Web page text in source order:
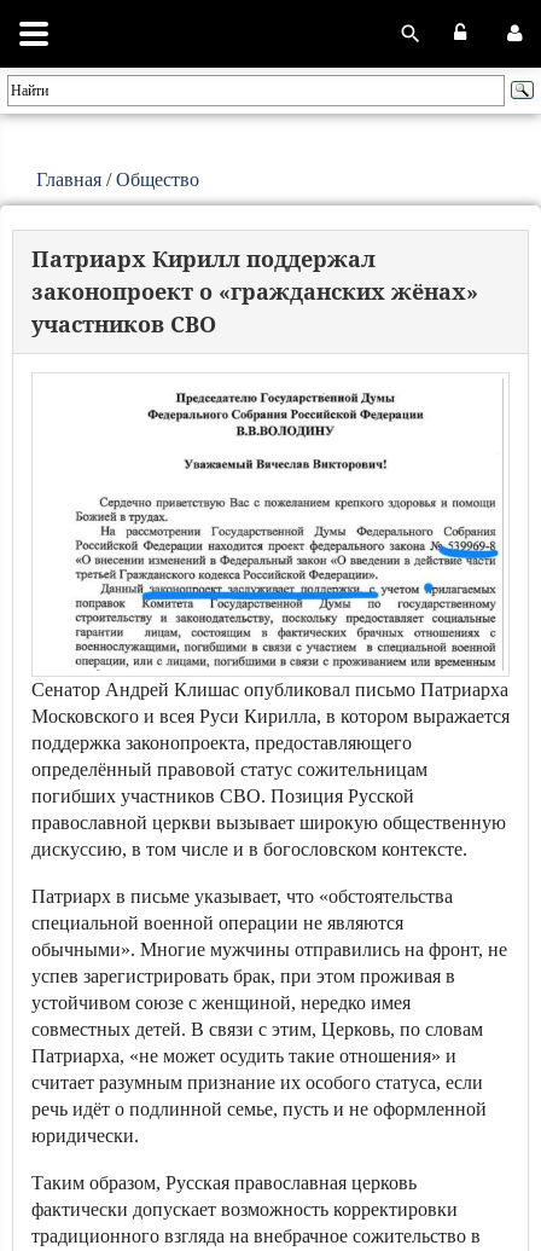
Главная /Общество
Патриарх Кирилл поддержал
законопроект о «гражданских жёнах»
участников СВО
Сенатор Андрей Клишас опубликовал письмо Патриарха
Московского и всея Руси Кирилла, в котором выражается
поддержка законопроекта, предоставляющего
определённый правовой статус сожительницам
погибших участников СВО. Позиция Русской
православной церкви вызывает широкую общественную
дискуссию, в том числе и в богословском контексте.
Патриарх в письме указывает, что «обстоятельства
специальной военной операции не являются
обычными». Многие мужчины отправились на фронт, не
успев зарегистрировать брак, при этом проживая в
устойчивом союзе с женщиной, нередко имея
совместных детей. В связи с этим, Церковь, по словам
Патриарха, «не может осудить такие отношения» и
считает разумным признание их особого статуса, если
речь идёт о подлинной семье, пусть и не оформленной
юридически.
Таким образом, Русская православная церковь
фактически допускает возможность корректировки
традиционного взгляда на внебрачное сожительство в